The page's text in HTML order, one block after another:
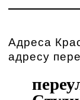
Адреса
адресу